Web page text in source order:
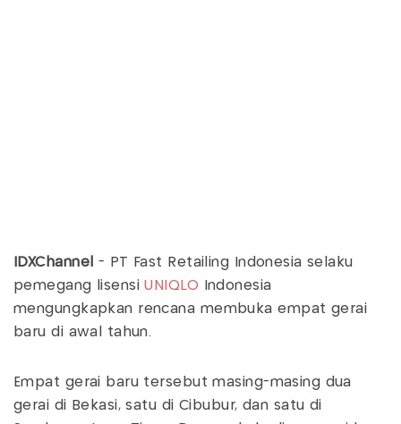
IDXChannel - PT Fast Retailing Indonesia selaku
pemegang lisensiUNIQLO Indonesia
mengungkapkan rencana membuka empat gerai
baru di awal tahun.
Empat gerai baru tersebut masing-masing dua
gerai di Bekasi, satu di Cibubur, dan satu di